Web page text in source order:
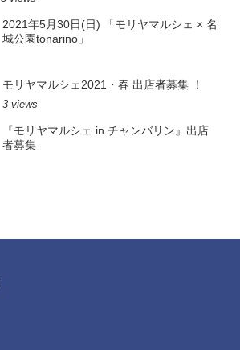
2021年5月30日(日) 「モリヤマルシェ × 名
城公園tonarino」
モリヤマルシェ2021・春 出店者募集 ！
3 views
『モリヤマルシェ in チャンバリン』出店
者募集